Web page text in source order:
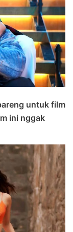
untuk film
ini nggak